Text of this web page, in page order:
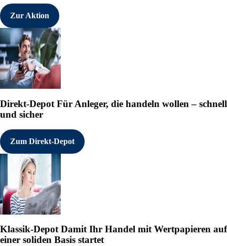
Zur Aktion
Direkt-Depot Für Anleger, die handeln wollen – schnell
und sicher
Zum Direkt-Depot
Klassik-DepotDamit Ihr Handel mit Wertpapieren auf
einer soliden Basis startet